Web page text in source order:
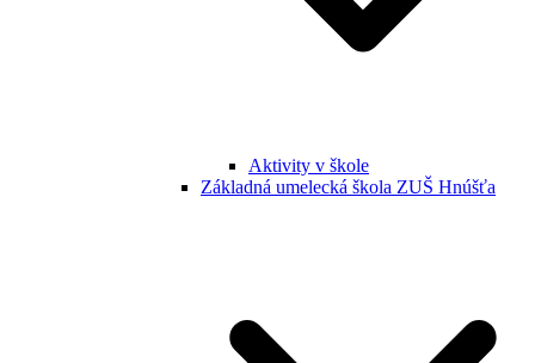
Aktivity v škole
Základná umelecká škola ZUŠ Hnúšťa